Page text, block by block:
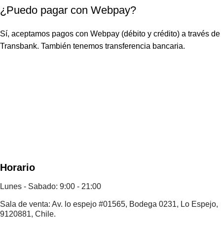
¿Puedo pagar con Webpay?
Sí, aceptamos pagos con Webpay (débito y crédito) a través de
Transbank. También tenemos transferencia bancaria.
Horario
Lunes - Sabado: 9:00 - 21:00
Sala de venta: Av. lo espejo #01565, Bodega 0231, Lo Espejo,
9120881, Chile.